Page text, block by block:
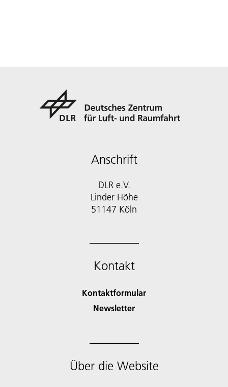
Anschrift
DLR e.V.
Linder Höhe
51147 Köln
Kontakt
Kontaktformular
Newsletter
Über die Website